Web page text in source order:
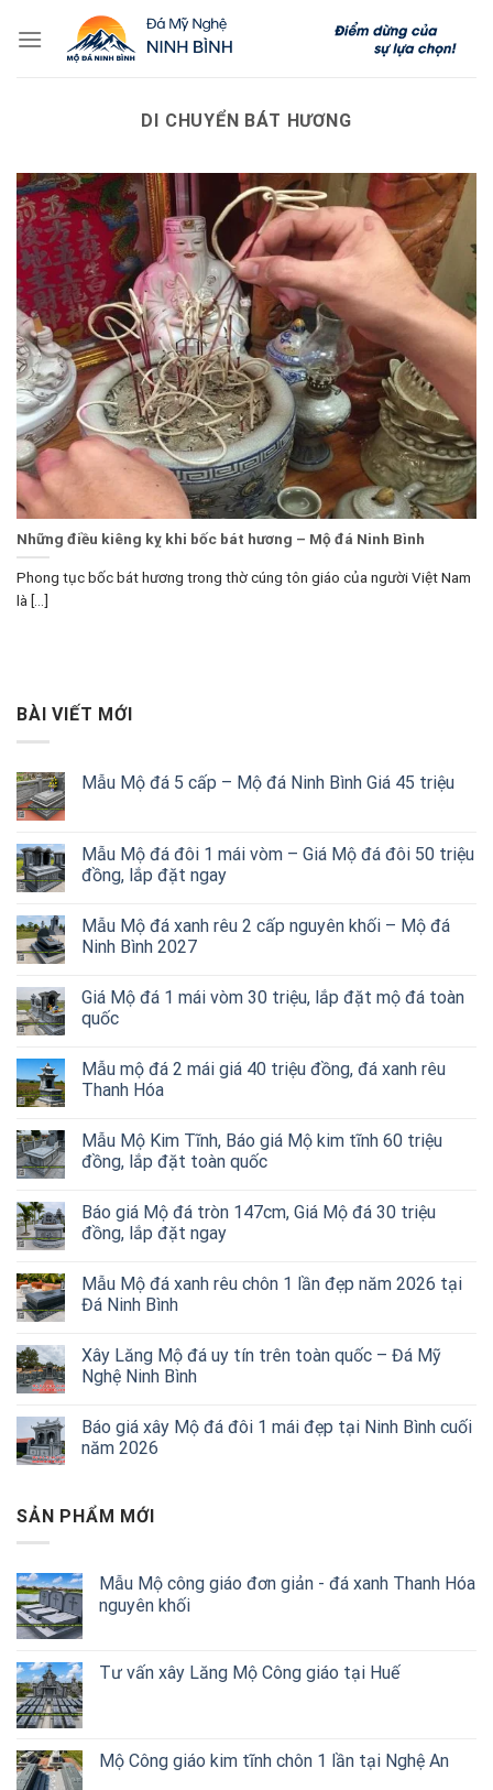
DI CHUYỂN BÁT HƯƠNG
Những điều kiêng kỵ khi bốc bát hương – Mộ đá Ninh Bình
Phong tục bốc bát hương trong thờ cúng tôn giáo của người Việt Nam
là [...]
BÀI VIẾT MỚI
Mẫu Mộ đá 5 cấp – Mộ đá Ninh Bình Giá 45 triệu
Mẫu Mộ đá đôi 1 mái vòm – Giá Mộ đá đôi 50 triệu
đồng, lắp đặt ngay
Mẫu Mộ đá xanh rêu 2 cấp nguyên khối – Mộ đá
Ninh Bình 2027
Giá Mộ đá 1 mái vòm 30 triệu, lắp đặt mộ đá toàn
quốc
Mẫu mộ đá 2 mái giá 40 triệu đồng, đá xanh rêu
Thanh Hóa
Mẫu Mộ Kim Tĩnh, Báo giá Mộ kim tĩnh 60 triệu
đồng, lắp đặt toàn quốc
Báo giá Mộ đá tròn 147cm, Giá Mộ đá 30 triệu
đồng, lắp đặt ngay
Mẫu Mộ đá xanh rêu chôn 1 lần đẹp năm 2026 tại
Đá Ninh Bình
Xây Lăng Mộ đá uy tín trên toàn quốc – Đá Mỹ
Nghệ Ninh Bình
Báo giá xây Mộ đá đôi 1 mái đẹp tại Ninh Bình cuối
năm 2026
SẢN PHẨM MỚI
Mẫu Mộ công giáo đơn giản - đá xanh Thanh Hóa
nguyên khối
Tư vấn xây Lăng Mộ Công giáo tại Huế
Mộ Công giáo kim tĩnh chôn 1 lần tại Nghệ An